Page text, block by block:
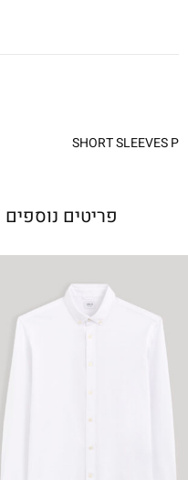
SHORT SLEEVES P
פריטים נוספים